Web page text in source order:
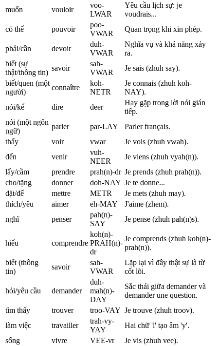
muốn
vouloir
voo-
LWAR
Yêu cầu lịch sự: je
voudrais...
có thể
pouvoir
poo-
VWAR
Quan trọng khi xin phép.
phải/cần devoir
duh-
VWAR
Nghĩa vụ và khả năng xảy
ra.
biết (sự
thật/thông tin)
savoir
sah-
VWAR
Je sais (zhuh say).
biết/quen (một
người)
connaître
koh-
NETR
Je connais (zhuh koh-
NAY).
nói/kể
dire deer
Hay gặp trong lời nói gián
tiếp.
nói (một ngôn
ngữ)
parler par-LAY
Parler français.
thấy
voir vwar
Je vois (zhuh vwah).
đến
venir
vuh-
NEER
Je viens (zhuh vyah(n)).
lấy/cầm
prendre prah(n)-dr Je prends (zhuh prah(n)).
cho/tặng
donner doh-NAY Je te donne...
đặt/để
mettre METR
Je mets (zhuh may).
thích/yêu
aimer eh-MAY
J'aime (zhem).
nghĩ
penser
pah(n)-
SAY
Je pense (zhuh pah(n)s).
hiểu comprendre
koh(n)-
PRAH(n)-
dr
Je comprends (zhuh koh(n)-
prah(n)).
biết (thông
tin)
savoir
sah-
VWAR
Lặp lại vì đây thật sự là từ
cốt lõi.
hỏi/yêu cầu demander
duh-
mah(n)-
DAY
Sắc thái giữa demander và
demander une question.
tìm thấy
trouver troo-VAY Je trouve (zhuh troov).
làm việc
travailler
trah-vy-
YAY
Hai chữ 'l' tạo âm 'y'.
sống
vivre VEE-vr
Je vis (zhuh vee).